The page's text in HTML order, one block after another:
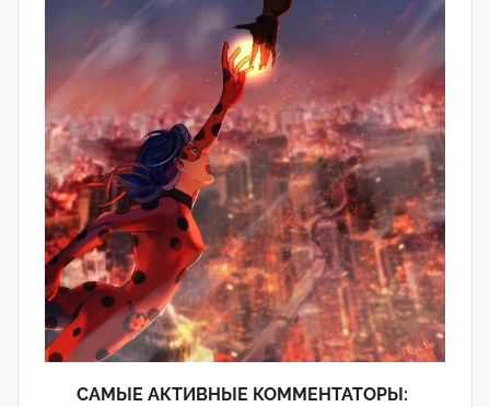
САМЫЕ АКТИВНЫЕ КОММЕНТАТОРЫ: